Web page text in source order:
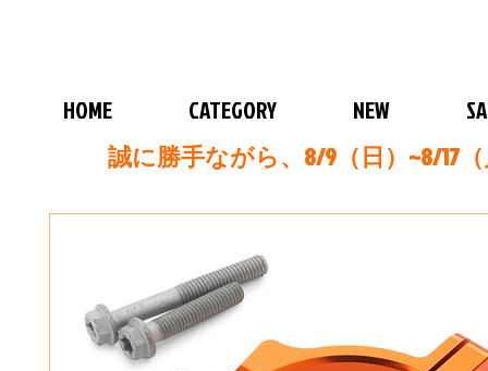
HOME CATEGORY NEW
誠に勝手ながら、8/9（日）~8/17